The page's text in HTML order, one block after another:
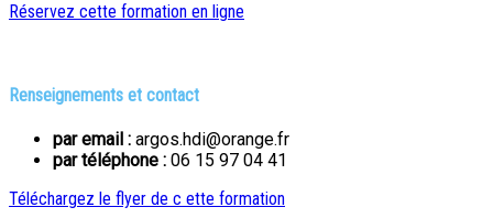
Réservez cette formation en ligne
Renseignements et contact
par email : argos.hdi@orange.fr
par téléphone : 06 15 97 04 41
Téléchargez le flyer de c ette formation